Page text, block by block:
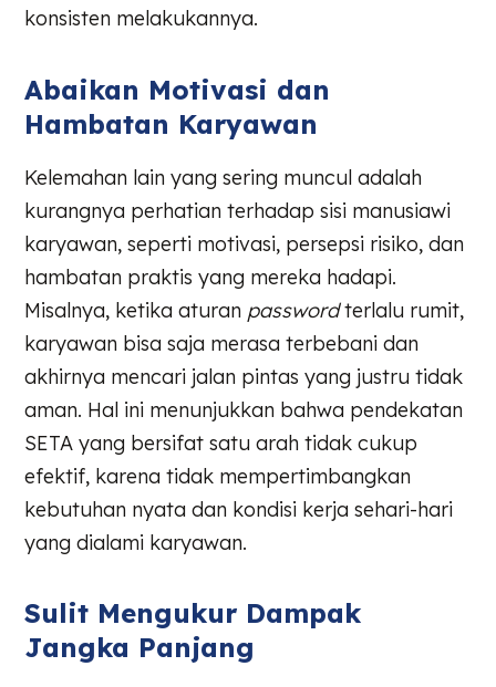
konsisten melakukannya.
Abaikan Motivasi dan
Hambatan Karyawan
Kelemahan lain yang sering muncul adalah
kurangnya perhatian terhadap sisi manusiawi
karyawan, seperti motivasi, persepsi risiko, dan
hambatan praktis yang mereka hadapi.
Misalnya, ketika aturan passwordterlalu rumit,
karyawan bisa saja merasa terbebani dan
akhirnya mencari jalan pintas yang justru tidak
aman. Hal ini menunjukkan bahwa pendekatan
SETA yang bersifat satu arah tidak cukup
efektif, karena tidak mempertimbangkan
kebutuhan nyata dan kondisi kerja sehari-hari
yang dialami karyawan.
Sulit Mengukur Dampak
Jangka Panjang